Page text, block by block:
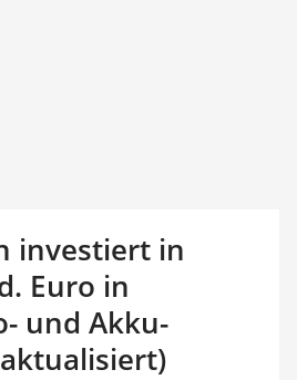
investiert in
Euro in
und Akku-